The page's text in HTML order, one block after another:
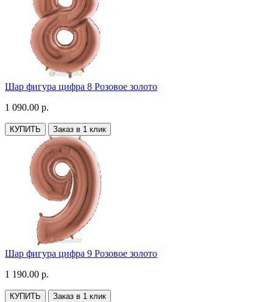
Шар фигура цифра 8 Розовое золото
1 090.00 р.
КУПИТЬ Заказ в 1 клик
Шар фигура цифра 9 Розовое золото
1 190.00 р.
КУПИТЬ Заказ в 1 клик